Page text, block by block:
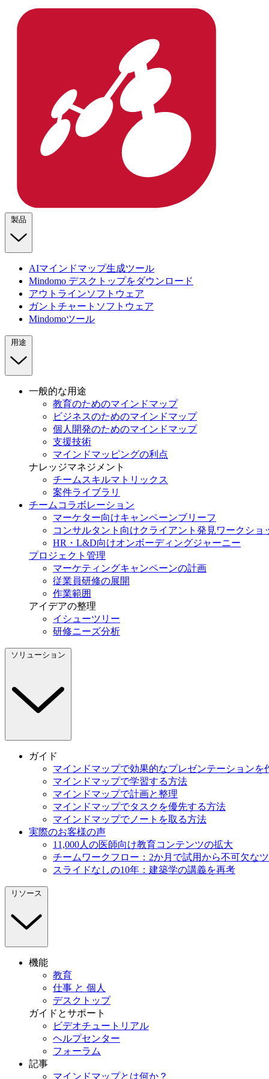
製品
AIマインドマップ生成ツール
Mindomo デスクトップをダウンロード
アウトラインソフトウェア
ガントチャートソフトウェア
Mindomoツール
用途
一般的な用途
教育のためのマインドマップ
ビジネスのためのマインドマップ
個人開発のためのマインドマップ
支援技術
マインドマッピングの利点
ナレッジマネジメント
チームスキルマトリックス
案件ライブラリ
チームコラボレーション
マーケター向けキャンペーンブリーフ
コンサルタント向けクライアント発見ワークショ
HR・L&D向けオンボーディングジャーニー
プロジェクト管理
マーケティングキャンペーンの計画
従業員研修の展開
作業範囲
アイデアの整理
イシューツリー
研修ニーズ分析
ソリューション
ガイド
マインドマップで効果的なプレゼンテーションを
マインドマップで学習する方法
マインドマップで計画と整理
マインドマップでタスクを優先する方法
マインドマップでノートを取る方法
実際のお客様の声
11,000人の医師向け教育コンテンツの拡大
チームワークフロー：2か月で試用から不可欠な
スライドなしの10年：建築学の講義を再考
リソース
機能
教育
仕事 と 個人
デスクトップ
ガイドとサポート
ビデオチュートリアル
ヘルプセンター
フォーラム
記事
マインドマップとは何か？